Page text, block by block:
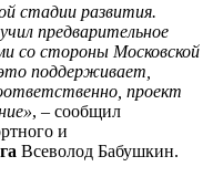
стадии развития.
предварительное
со стороны Московской
поддерживает,
проект
, – сообщил
и
Всеволод Бабушкин.